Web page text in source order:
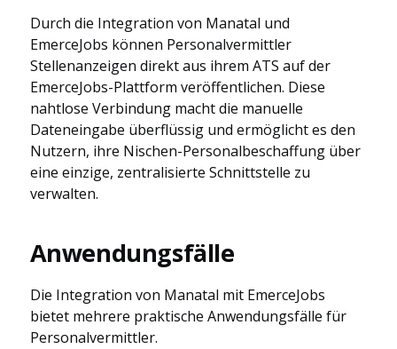
Durch die Integration von Manatal und
EmerceJobs können Personalvermittler
Stellenanzeigen direkt aus ihrem ATS auf der
EmerceJobs-Plattform veröffentlichen. Diese
nahtlose Verbindung macht die manuelle
Dateneingabe überflüssig und ermöglicht es den
Nutzern, ihre Nischen-Personalbeschaffung über
eine einzige, zentralisierte Schnittstelle zu
verwalten.
Anwendungsfälle
Die Integration von Manatal mit EmerceJobs
bietet mehrere praktische Anwendungsfälle für
Personalvermittler.